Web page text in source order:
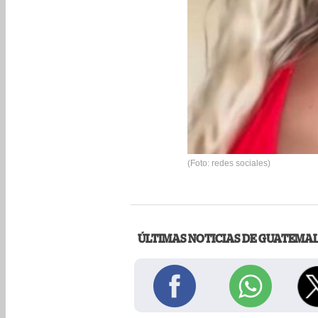
(Foto: redes sociales)
ÚLTIMAS NOTICIAS DE